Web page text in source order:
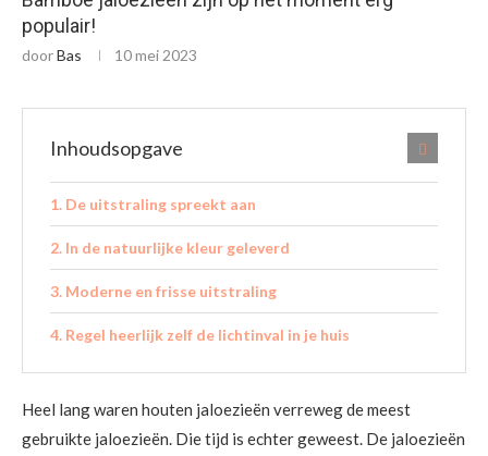
populair!
doorBas 10 mei 2023
Inhoudsopgave
De uitstraling spreekt aan
In de natuurlijke kleur geleverd
Moderne en frisse uitstraling
Regel heerlijk zelf de lichtinval in je huis
Heel lang waren houten jaloezieën verreweg de meest
gebruikte jaloezieën. Die tijd is echter geweest. De jaloezieën